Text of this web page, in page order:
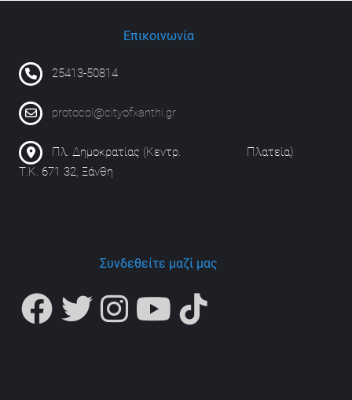
Επικοινωνία
25413-50814
protocol@cityofxanthi.gr
Πλ. Δημοκρατίας (Κεντρ. Πλατεία)
Τ.Κ. 671 32, Ξάνθη
Συνδεθείτε μαζί μας